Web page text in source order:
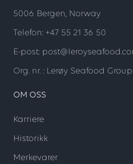
5006 Bergen, Norway
Telefon: +47 55 21 36 50
E-post:
Org. nr. : Lerøy Seafood
OM OSS
Karriere
Historikk
Merkevarer